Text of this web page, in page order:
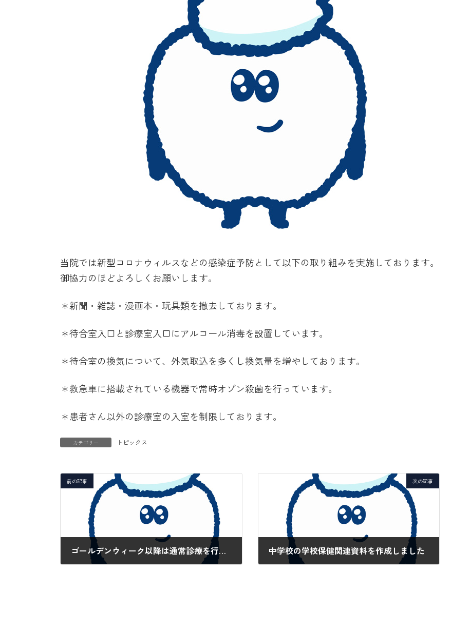
当院では新型コロナウィルスなどの感染症予防として以下の取り組みを実施しております。
御協力のほどよろしくお願いします。
＊新聞・雑誌・漫画本・玩具類を撤去しております。
＊待合室入口と診療室入口にアルコール消毒を設置しています。
＊待合室の換気について、外気取込を多くし換気量を増やしております。
＊救急車に搭載されている機器で常時オゾン殺菌を行っています。
＊患者さん以外の診療室の入室を制限しております。
カテゴリー トピックス
前の記事
ゴールデンウィーク以降は通常診療を行っています。
次の記事
中学校の学校保健関連資料を作成しました